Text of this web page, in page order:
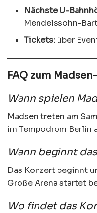
Nächste U-
Mendelssohn-
Tickets: über
FAQ zum
Wann spielen
Madsen treten am
im Tempodrom Berlin
Wann beginnt
Das Konzert beginnt
Große Arena startet
Wo findet das